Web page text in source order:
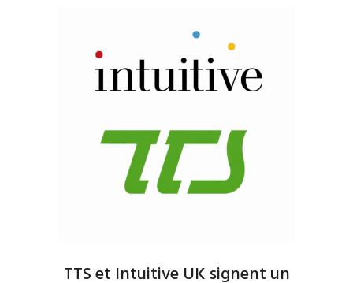
TTS et Intuitive UK signent un